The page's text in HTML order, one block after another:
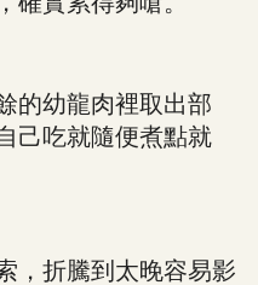
幼龍肉裡取出部
己吃就隨便煮點就
折騰到太晚容易影